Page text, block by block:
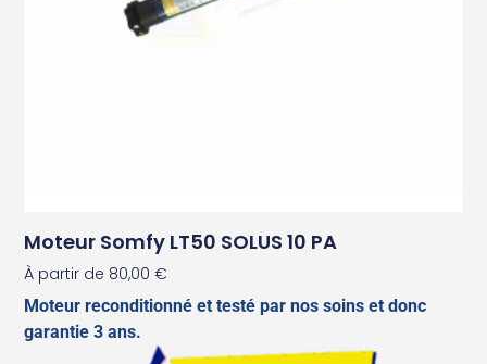
Moteur Somfy LT50 SOLUS 10 PA
À partir de 80,00€
Moteur reconditionné et testé par nos soins et donc
garantie 3 ans.